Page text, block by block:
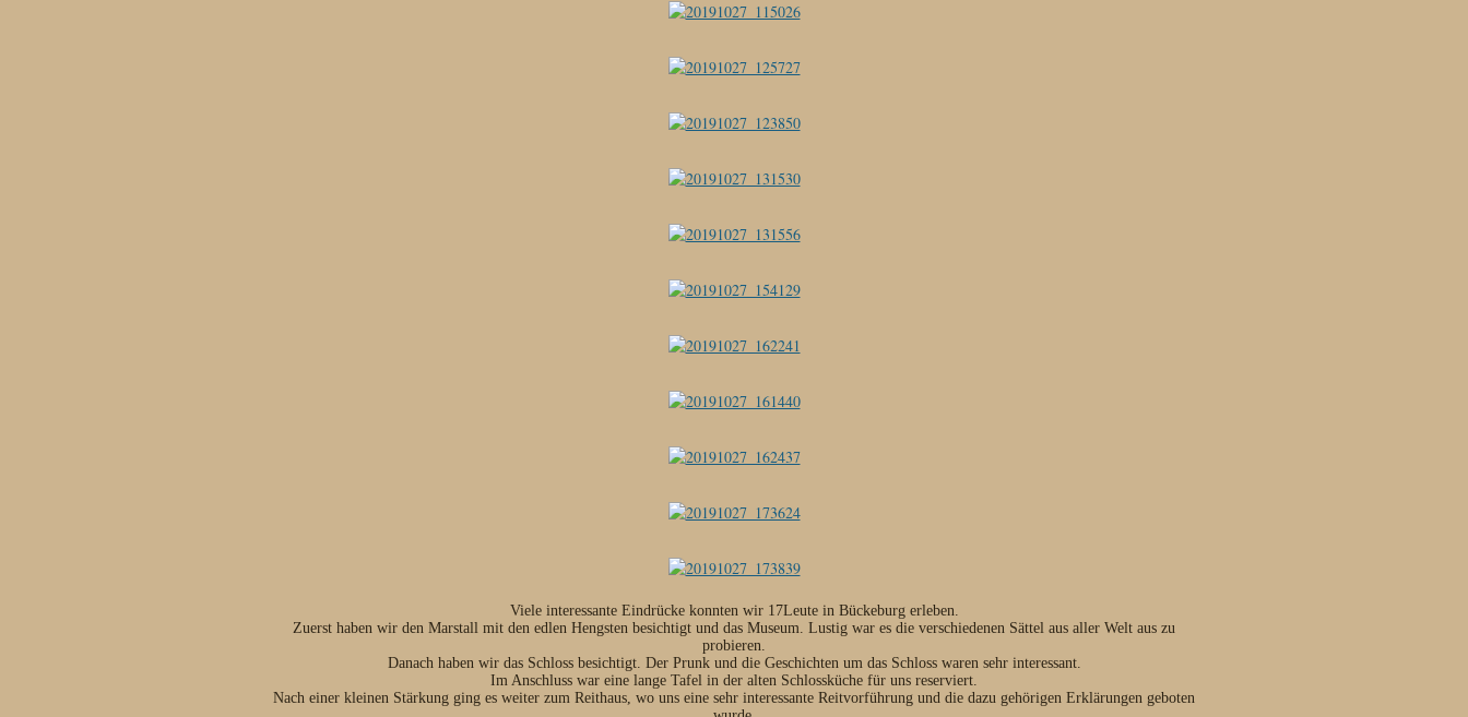
Viele interessante Eindrücke konnten wir 17Leute in Bückeburg erleben.
Zuerst haben wir den Marstall mit den edlen Hengsten besichtigt und das Museum. Lustig war es die verschiedenen Sättel aus aller Welt aus zu
probieren.
Danach haben wir das Schloss besichtigt. Der Prunk und die Geschichten um das Schloss waren sehr interessant.
Im Anschluss war eine lange Tafel in der alten Schlossküche für uns reserviert.
Nach einer kleinen Stärkung ging es weiter zum Reithaus, wo uns eine sehr interessante Reitvorführung und die dazu gehörigen Erklärungen geboten